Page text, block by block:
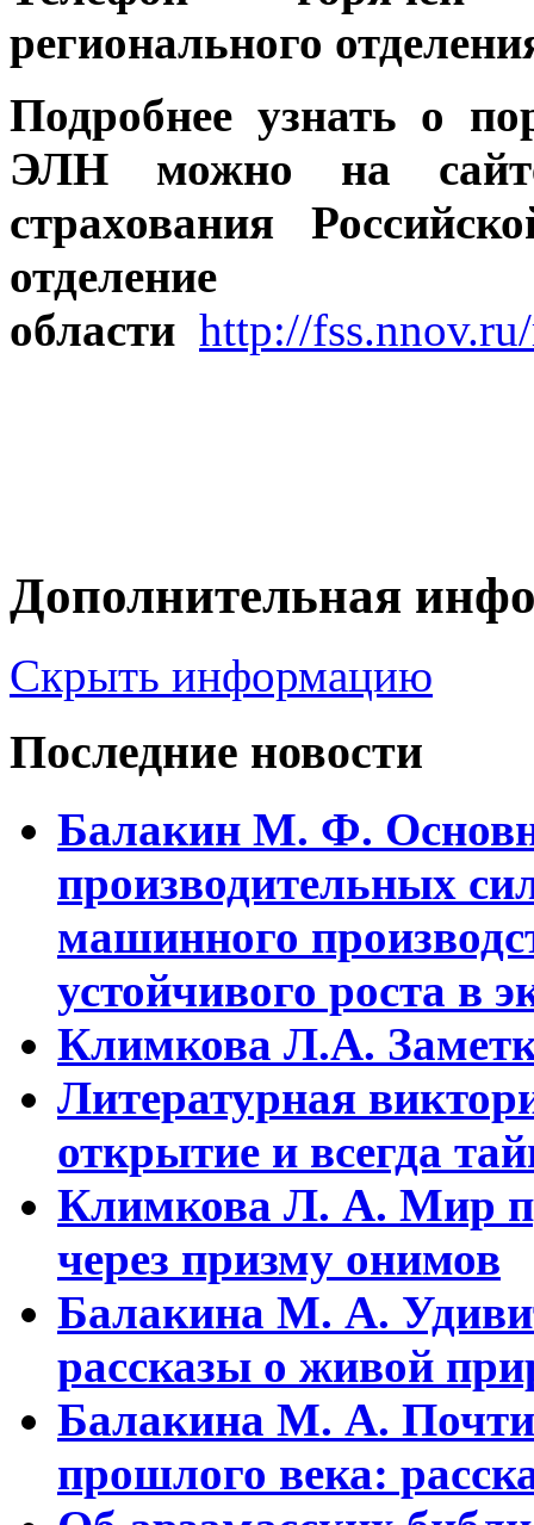
регионального
Подробнее узнать о
ЭЛН можно на
страхования
отделение
области http://
Дополнительная
Скрыть информацию
Последние новости
Балакин М. Ф.
пpоизводительных
машинного
устойчивого pоста в
Климкова Л.А.
Литературная
открытие и всегда
Климкова Л. А. Мир
через призму онимов
Балакина М. А.
рассказы о живой
Балакина М. А. Почти
прошлого века: